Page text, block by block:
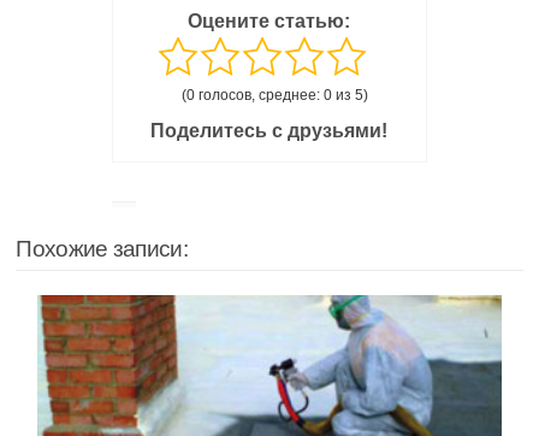
Оцените статью:
(0 голосов, среднее: 0 из 5)
Поделитесь с друзьями!
Похожие записи: